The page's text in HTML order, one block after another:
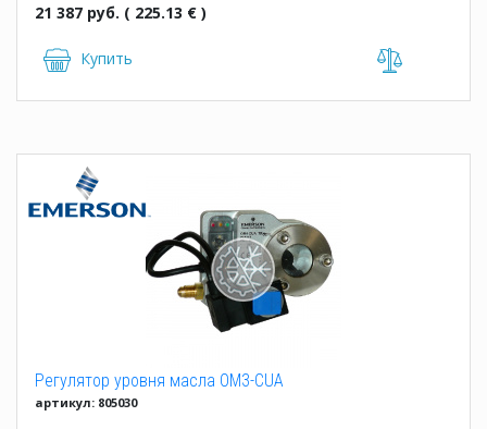
21 387 руб. ( 225.13 € )
Купить
Регулятор уровня масла OM3-CUA
артикул: 805030